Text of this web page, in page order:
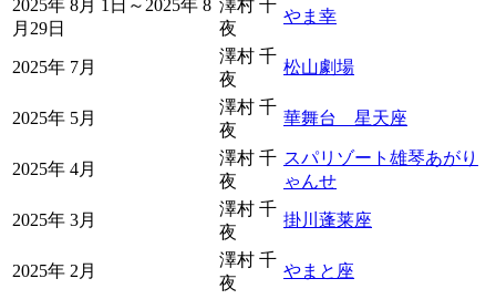
2025年 8月 1日～2025年 8
月29日
澤村 千
夜
やま幸
2025年 7月
澤村 千
夜
松山劇場
2025年 5月
澤村 千
夜
華舞台 星天座
2025年 4月
澤村 千
夜
スパリゾート雄琴あがり
ゃんせ
2025年 3月
澤村 千
夜
掛川蓬莱座
2025年 2月
澤村 千
夜
やまと座